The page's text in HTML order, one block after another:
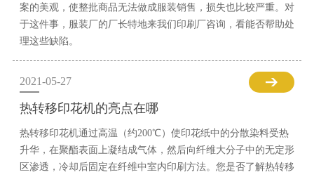
案的美观，使整批商品无法做成服装销售，损失也比较严重。对
于这件事，服装厂的厂长特地来我们印刷厂咨询，看能否帮助处
理这些缺陷。
2021-05-27
热转移印花机的亮点在哪
热转移印花机通过高温（约200℃）使印花纸中的分散染料受热
升华，在聚酯表面上凝结成气体，然后向纤维大分子中的无定形
区渗透，冷却后固定在纤维中室内印刷方法。您是否了解热转移